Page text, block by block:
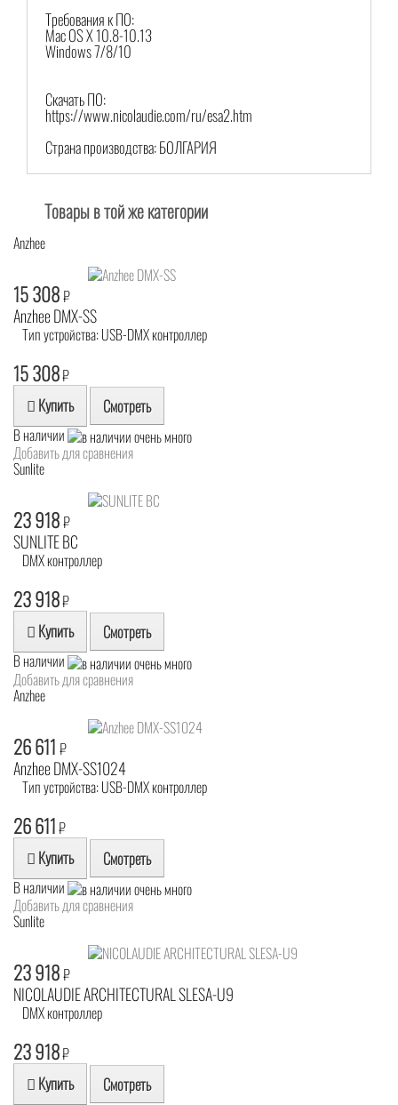
Требования к ПО:
Mac OS X 10.8-10.13
Windows 7/8/10
Скачать ПО:
https://www.nicolaudie.com/ru/esa2.htm
Страна производства: БОЛГАРИЯ
Товары в той же категории
Anzhee
15 308₽
Anzhee DMX-SS
Тип устройства: USB-DMX контроллер
15 308₽
Купить Смотреть
В наличии
Добавить для сравнения
Sunlite
23 918₽
SUNLITE BC
DMX контроллер
23 918₽
Купить Смотреть
В наличии
Добавить для сравнения
Anzhee
26 611 ₽
Anzhee DMX-SS1024
Тип устройства: USB-DMX контроллер
26 611₽
Купить Смотреть
В наличии
Добавить для сравнения
Sunlite
23 918₽
NICOLAUDIE ARCHITECTURAL SLESA-U9
DMX контроллер
23 918₽
Купить Смотреть